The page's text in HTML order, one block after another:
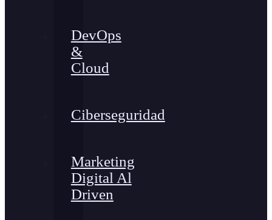
DevOps
&
Cloud
Ciberseguridad
Marketing
Digital Al
Driven